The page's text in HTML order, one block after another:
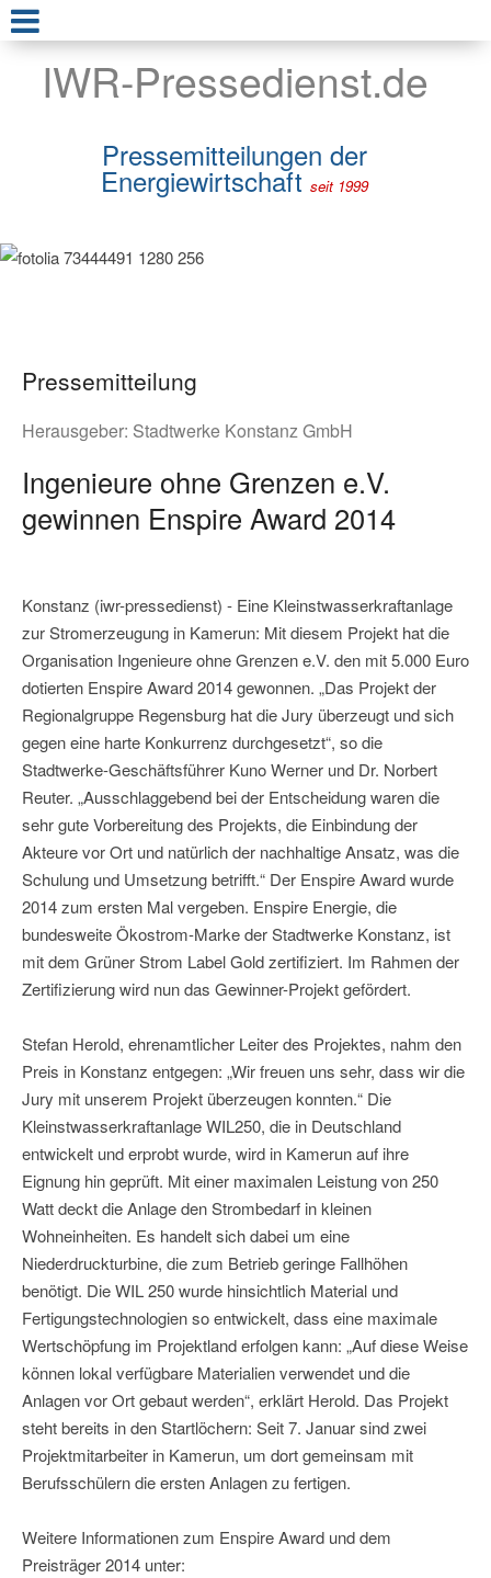
IWR-Pressedienst.de
Pressemitteilungen der
Energiewirtschaft seit 1999
Pressemitteilung
Herausgeber: Stadtwerke Konstanz GmbH
Ingenieure ohne Grenzen e.V.
gewinnen Enspire Award 2014
Konstanz (iwr-pressedienst) - Eine Kleinstwasserkraftanlage
zur Stromerzeugung in Kamerun: Mit diesem Projekt hat die
Organisation Ingenieure ohne Grenzen e.V. den mit 5.000 Euro
dotierten Enspire Award 2014 gewonnen. „Das Projekt der
Regionalgruppe Regensburg hat die Jury überzeugt und sich
gegen eine harte Konkurrenz durchgesetzt“, so die
Stadtwerke-Geschäftsführer Kuno Werner und Dr. Norbert
Reuter. „Ausschlaggebend bei der Entscheidung waren die
sehr gute Vorbereitung des Projekts, die Einbindung der
Akteure vor Ort und natürlich der nachhaltige Ansatz, was die
Schulung und Umsetzung betrifft.“ Der Enspire Award wurde
2014 zum ersten Mal vergeben. Enspire Energie, die
bundesweite Ökostrom-Marke der Stadtwerke Konstanz, ist
mit dem Grüner Strom Label Gold zertifiziert. Im Rahmen der
Zertifizierung wird nun das Gewinner-Projekt gefördert.
Stefan Herold, ehrenamtlicher Leiter des Projektes, nahm den
Preis in Konstanz entgegen: „Wir freuen uns sehr, dass wir die
Jury mit unserem Projekt überzeugen konnten.“ Die
Kleinstwasserkraftanlage WIL250, die in Deutschland
entwickelt und erprobt wurde, wird in Kamerun auf ihre
Eignung hin geprüft. Mit einer maximalen Leistung von 250
Watt deckt die Anlage den Strombedarf in kleinen
Wohneinheiten. Es handelt sich dabei um eine
Niederdruckturbine, die zum Betrieb geringe Fallhöhen
benötigt. Die WIL 250 wurde hinsichtlich Material und
Fertigungstechnologien so entwickelt, dass eine maximale
Wertschöpfung im Projektland erfolgen kann: „Auf diese Weise
können lokal verfügbare Materialien verwendet und die
Anlagen vor Ort gebaut werden“, erklärt Herold. Das Projekt
steht bereits in den Startlöchern: Seit 7. Januar sind zwei
Projektmitarbeiter in Kamerun, um dort gemeinsam mit
Berufsschülern die ersten Anlagen zu fertigen.
Weitere Informationen zum Enspire Award und dem
Preisträger 2014 unter: